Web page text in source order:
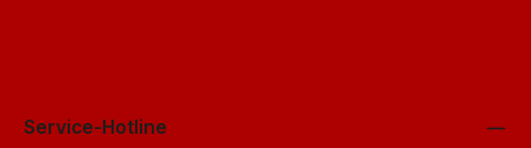
Service-Hotline